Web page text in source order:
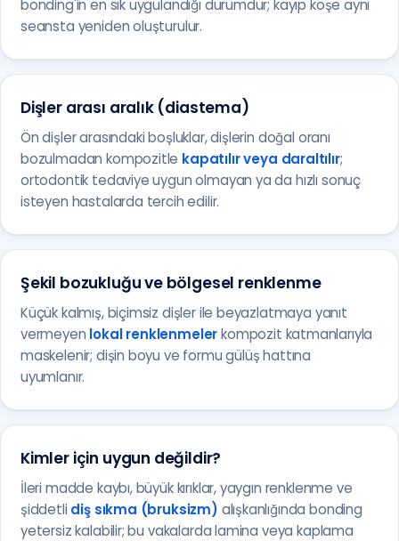
bonding'in en sık uygulandığı durumdur; kayıp köşe aynı
seansta yeniden oluşturulur.
Dişler arası aralık (diastema)
Ön dişler arasındaki boşluklar, dişlerin doğal oranı
bozulmadan kompozitle kapatılır veya daraltılır;
ortodontik tedaviye uygun olmayan ya da hızlı sonuç
isteyen hastalarda tercih edilir.
Şekil bozukluğu ve bölgesel renklenme
Küçük kalmış, biçimsiz dişler ile beyazlatmaya yanıt
vermeyen lokal renklenmelerkompozit katmanlarıyla
maskelenir; dişin boyu ve formu gülüş hattına
uyumlanır.
Kimler için uygun değildir?
İleri madde kaybı, büyük kırıklar, yaygın renklenme ve
şiddetli diş sıkma (bruksizm) alışkanlığında bonding
yetersiz kalabilir; bu vakalarda lamina veya kaplama